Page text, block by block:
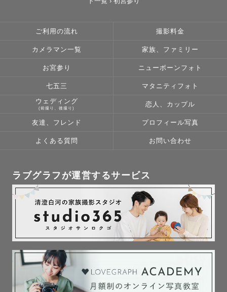
をすすめています。ご機嫌斜めだったり、慣れない撮影が
遊んでもらいながら写真を撮ったり泣き止んで少し落ち着
くのを待ったり、時間が許す限り、ゆったりと撮影をする
-みんなで一緒に。
皆さんが今まで撮った家族写真に家族みんなが揃って撮っ
なってしまってなかなか撮れないと思います。 ぼくは家族
っています。ですからみんな一緒の写真をけっこう撮りま
す。ぜひそんな写真を一枚、お家に飾ってくれたらうれし
いな、 そんな風に思っています。
-楽しく。
写真の撮影といわれるとなんだか緊張してしまいますよ
ね？僕も撮るのは得意ですが、撮られるのは苦手なのでよ
くわかります。 でも、安心してください。撮影中は何気な
いお話やお子さんとの遊びのなかで終始リラックスした雰
ご利用の流れ 撮影料金
カメラマン一覧 家族、ファミリー
お宮参り ニューボーンフォト
七五三 マタニティフォト
ウェディング
(前撮り、後撮り)
恋人、カップル
友達、フレンド プロフィール写真
よくある質問 お問い合わせ
ラブグラフが運営するサービス